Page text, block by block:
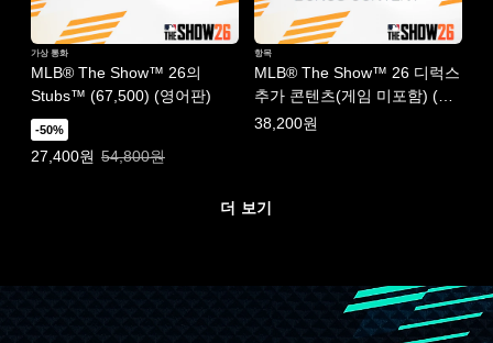
MLB® The Show™ 26의
Stubs™ (67,500) (영어판)
가상 통화
-50%
27,400원
특별가: 27,400원. 일반가: 54,800원.
54,800원
MLB® The Show™ 26 디럭스
추가 콘텐츠(게임 미포함) (영
어판)
항목
38,200원
더 보기